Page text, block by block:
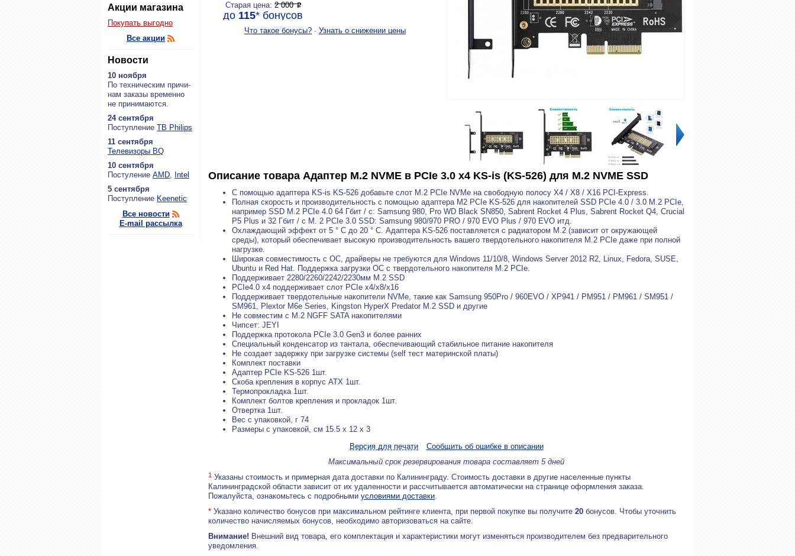
Акции магазина
Покупать выгодно
Все акции
Новости
10 ноября
По тех­ни­че­ским при­чи­
нам за­ка­зы вре­мен­но
не при­ни­ма­ют­ся.
24 сентября
По­ступ­ле­ние ТВ Philips
11 сентября
Теле­ви­зо­ры BQ
10 сентября
По­сту­ле­ние AMD, Intel
5 сентября
По­ступ­ле­ние Keenetic
Все новости
E-mail рассылка
Старая цена: 2 000P
до 115* бонусов
Что такое бонусы? · Узнать о снижении цены
Описание товара Адаптер M.2 NVME в PCIe 3.0 x4 KS-is (KS-526) для M.2 NVME SSD
С помощью адаптера KS-is KS-526 добавьте слот M.2 PCIe NVMe на свободную полосу X4 / X8 / X16 PCI-Express.
Полная скорость и производительность с помощью адаптера M2 PCIe KS-526 для накопителей SSD PCIe 4.0 / 3.0 M.2 PCIe,
например SSD M.2 PCIe 4.0 64 Гбит / с: Samsung 980, Pro WD Black SN850, Sabrent Rocket 4 Plus, Sabrent Rocket Q4, Crucial
P5 Plus и 32 Гбит / с M. 2 PCIe 3.0 SSD: Samsung 980/970 PRO / 970 EVO Plus / 970 EVO итд.
Охлаждающий эффект от 5 ° C до 20 ° C. Адаптера KS-526 поставляется с радиатором M.2 (зависит от окружающей
среды), который обеспечивает высокую производительность вашего твердотельного накопителя M.2 PCIe даже при полной
нагрузке.
Широкая совместимость с ОС, драйверы не требуются для Windows 11/10/8, Windows Server 2012 R2, Linux, Fedora, SUSE,
Ubuntu и Red Hat. Поддержка загрузки ОС с твердотельного накопителя M.2 PCIe.
Поддерживает 2280/2260/2242/2230мм M.2 SSD
PCIe4.0 x4 поддерживает слот PCIe x4/x8/x16
Поддерживает твердотельные накопители NVMe, такие как Samsung 950Pro / 960EVO / XP941 / PM951 / PM961 / SM951 /
SM961, Plextor M6e Series, Kingston HyperX Predator M.2 SSD и другие
Не совместим с M.2 NGFF SATA накопителями
Чипсет: JEYI
Поддержка протокола PCIe 3.0 Gen3 и более ранних
Специальный конденсатор из тантала, обеспечивающий стабильное питание накопителя
Не создает задержку при загрузке системы (self тест материнской платы)
Комплект поставки
Адаптер PCIe KS-526 1шт.
Скоба крепления в корпус ATX 1шт.
Термопрокладка 1шт.
Комплект болтов крепления и прокладок 1шт.
Отвертка 1шт.
Вес с упаковкой, г 74
Размеры с упаковкой, см 15.5 x 12 x 3
Версия для печати
Сообщить об ошибке в описании
Максимальный срок резервирования товара составляет 5 дней
1 Указаны стоимость и примерная дата доставки по Калининграду. Стоимость доставки в другие населенные пункты
Калининградской области зависит от их удаленности и рассчитывается автоматически на странице оформления заказа.
Пожалуйста, ознакомьтесь с подробными условиями доставки.
* Указано количество бонусов при максимальном рейтинге клиента, при первой покупке вы получите 20 бонусов. Чтобы уточнить
количество начисляемых бонусов, необходимо авторизоваться на сайте.
Внимание! Внешний вид товара, его комплектация и характеристики могут изменяться производителем без предварительного
уведомления.